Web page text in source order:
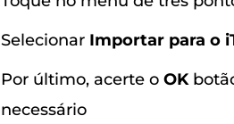
Selecionar Importar para o
Por último, acerte o OK
necessário